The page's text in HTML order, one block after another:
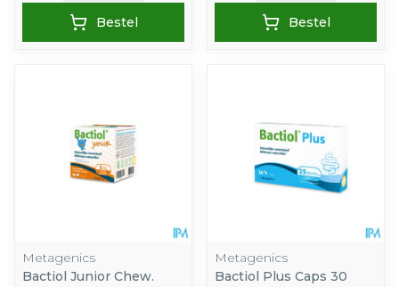
Bestel Bestel
Metagenics
Bactiol Junior Chew.
Metagenics
Bactiol Plus Caps 30